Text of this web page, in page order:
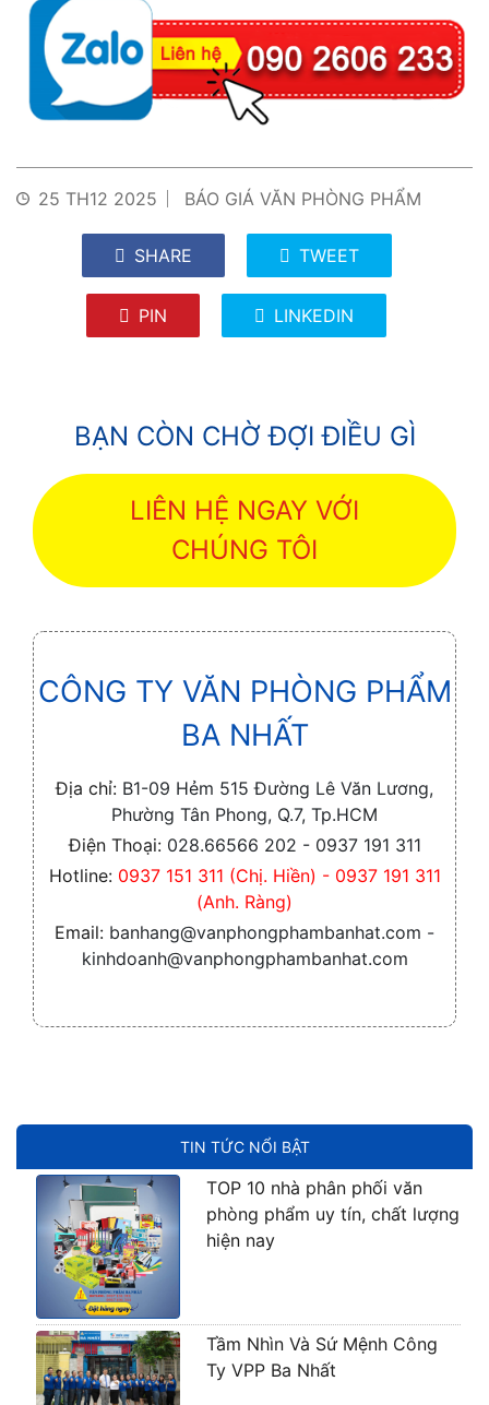
TIN TỨC NỔI BẬT
TOP 10 nhà phân phối văn
phòng phẩm uy tín, chất lượng
hiện nay
Tầm Nhìn Và Sứ Mệnh Công
Ty VPP Ba Nhất
25 TH12 2025 BÁO GIÁ VĂN PHÒNG PHẨM
SHARE TWEET
PIN LINKEDIN
BẠN CÒN CHỜ ĐỢI ĐIỀU GÌ
LIÊN HỆ NGAY VỚI
CHÚNG TÔI
CÔNG TY VĂN PHÒNG PHẨM
BA NHẤT
Địa chỉ: B1-09 Hẻm 515 Đường Lê Văn Lương,
Phường Tân Phong, Q.7, Tp.HCM
Điện Thoại: 028.66566 202 - 0937 191 311
Hotline: 0937 151 311 (Chị. Hiền) - 0937 191 311
(Anh. Ràng)
Email: banhang@vanphongphambanhat.com -
kinhdoanh@vanphongphambanhat.com